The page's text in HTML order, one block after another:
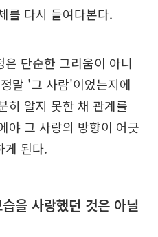
를 다시 들여다본다.
단순한 그리움이 아니
말 '그 사람'이었는지에
히 알지 못한 채 관계를
야 그 사랑의 방향이 어긋
게 된다.
을 사랑했던 것은 아닐